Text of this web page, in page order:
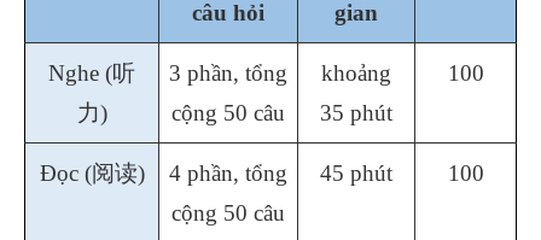
câu hỏi
gian
Nghe (听
力)
3 phần, tổng
cộng 50 câu
khoảng
35 phút
100
Đọc (阅读)
4 phần, tổng
cộng 50 câu
45 phút 100